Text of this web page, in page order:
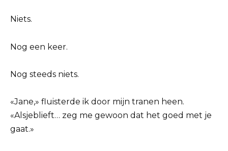
Niets.
Nog een keer.
Nog steeds niets.
«Jane,» fluisterde ik door mijn tranen heen.
«Alsjeblieft… zeg me gewoon dat het goed met je
gaat.»